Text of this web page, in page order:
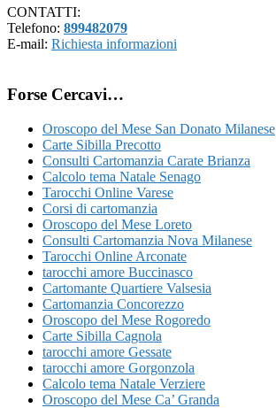
CONTATTI:
Telefono: 899482079
E-mail: Richiesta informazioni
Forse Cercavi…
Oroscopo del Mese San Donato Milanese
Carte Sibilla Precotto
Consulti Cartomanzia Carate Brianza
Calcolo tema Natale Senago
Tarocchi Online Varese
Corsi di cartomanzia
Oroscopo del Mese Loreto
Consulti Cartomanzia Nova Milanese
Tarocchi Online Arconate
tarocchi amore Buccinasco
Cartomante Quartiere Valsesia
Cartomanzia Concorezzo
Oroscopo del Mese Rogoredo
Carte Sibilla Cagnola
tarocchi amore Gessate
tarocchi amore Gorgonzola
Calcolo tema Natale Verziere
Oroscopo del Mese Ca’ Granda